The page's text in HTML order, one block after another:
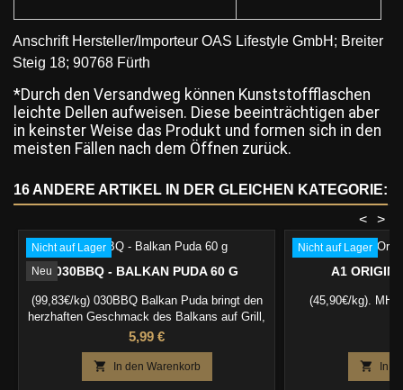
Anschrift Hersteller/Importeur OAS Lifestyle GmbH; Breiter
Steig 18; 90768 Fürth
*Durch den Versandweg können Kunststoffflaschen
leichte Dellen aufweisen. Diese beeinträchtigen aber
in keinster Weise das Produkt und formen sich in den
meisten Fällen nach dem Öffnen zurück.
16 ANDERE ARTIKEL IN DER GLEICHEN KATEGORIE:
>
<
Nicht auf Lager
Neu 030BBQ - BALKAN PUDA 60 G
(99,83€/kg) 030BBQ Balkan Puda bringt den
herzhaften Geschmack des Balkans auf Grill,
Pfanne und Smoker – perfekt für Ćevapčići,
Ofengemüse.
Preis
5,99 €
 In den Warenkorb
Nicht auf Lager
A1
(45,90€/kg).
 In